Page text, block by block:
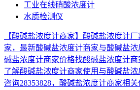
工业在线硝酸浓度计
水质检测仪
【酸碱盐浓度计商家】酸碱盐浓度计
家，最新酸碱盐浓度计商家与酸碱盐
碱盐浓度计商家价格找酸碱盐浓度计商
了解酸碱盐浓度计商家使用与酸碱盐
咨询28353828，酸碱盐浓度计商家相关